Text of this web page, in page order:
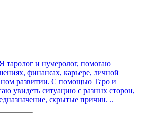
таролог и нумеролог, помогаю
финансах, карьере, личной
развитии. С помощью Таро и
увидеть ситуацию с разных сторон,
скрытые причин. ..